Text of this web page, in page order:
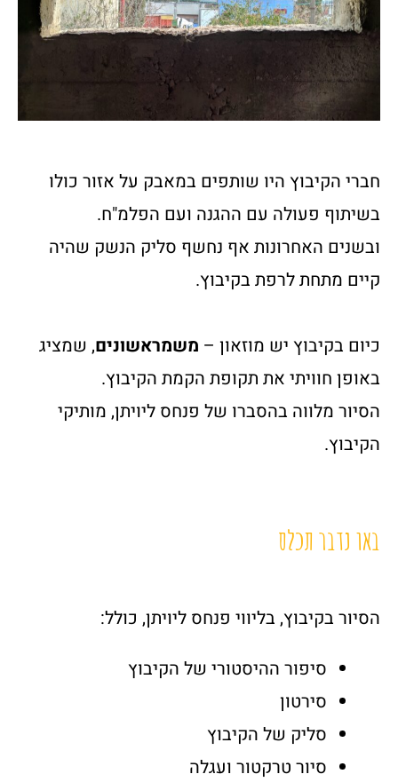
חברי הקיבוץ היו שותפים במאבק על אזור כולו
בשיתוף פעולה עם ההגנה ועם הפלמ"ח.
ובשנים האחרונות אף נחשף סליק הנשק שהיה
קיים מתחת לרפת בקיבוץ.
כיום בקיבוץ יש מוזאון – משמראשונים, שמציג
באופן חוויתי את תקופת הקמת הקיבוץ.
הסיור מלווה בהסברו של פנחס ליויתן, מותיקי
הקיבוץ.
באו נדבר תכלס
הסיור בקיבוץ, בליווי פנחס ליויתן, כולל:
סיפור ההיסטורי של הקיבוץ
סירטון
סליק של הקיבוץ
סיור טרקטור ועגלה